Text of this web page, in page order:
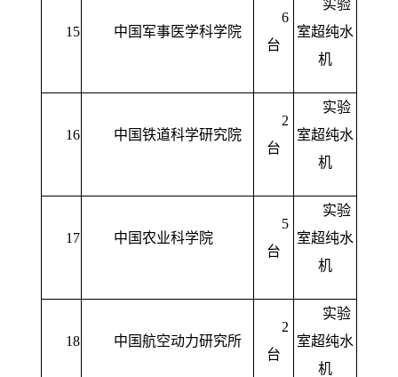
15 中国军事医学科学院
6
台
实验
室超纯水
机
16 中国铁道科学研究院
2
台
实验
室超纯水
机
17 中国农业科学院
5
台
实验
室超纯水
机
18 中国航空动力研究所
2
台
实验
室超纯水
机